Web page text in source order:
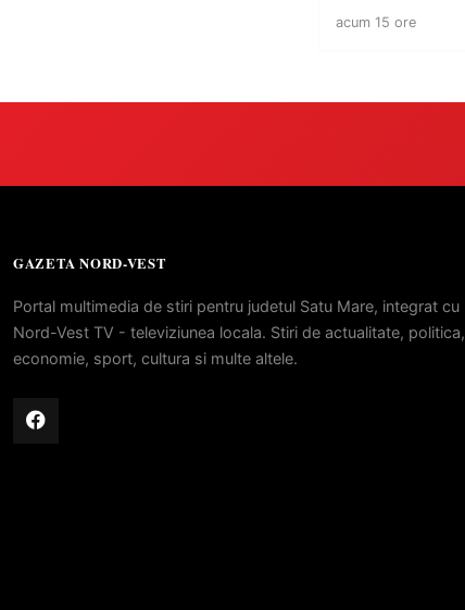
acum 15 ore
GAZETA NORD-VEST
Portal multimedia de stiri pentru judetul Satu Mare, integrat cu
Nord-Vest TV - televiziunea locala. Stiri de actualitate, politica,
economie, sport, cultura si multe altele.